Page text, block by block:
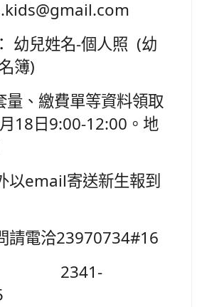
幼兒姓名-個人照 (幼
簿)
量、繳費單等資料領取
18日9:00-12:00。地
以email寄送新生報到
請電洽23970734#16